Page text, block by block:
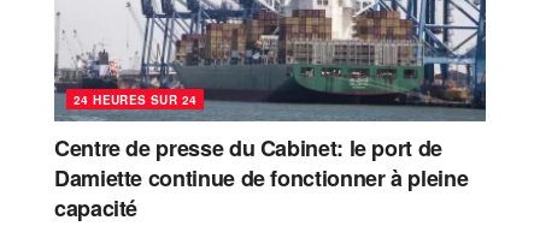
24 HEURES SUR 24
Centre de presse du Cabinet: le port de
Damiette continue de fonctionner à pleine
capacité